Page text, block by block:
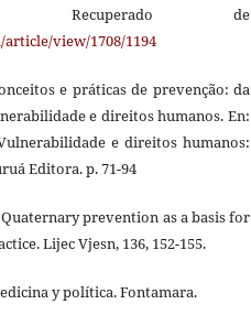
Recuperado de
view/1708/1194
e práticas de prevenção: da
e direitos humanos. En:
e direitos humanos:
Editora. p. 71-94
Quaternary prevention as a basis for
Lijec Vjesn, 136, 152-155.
y política. Fontamara.